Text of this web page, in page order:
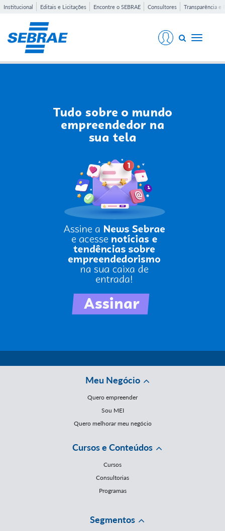
Institucional Editais e Licitações Encontre o SEBRAE Consultores Transparência e
Toggle
Meu Negócio
Quero empreender
Sou MEI
Quero melhorar meu negócio
Cursos e Conteúdos
Cursos
Consultorias
Programas
Segmentos